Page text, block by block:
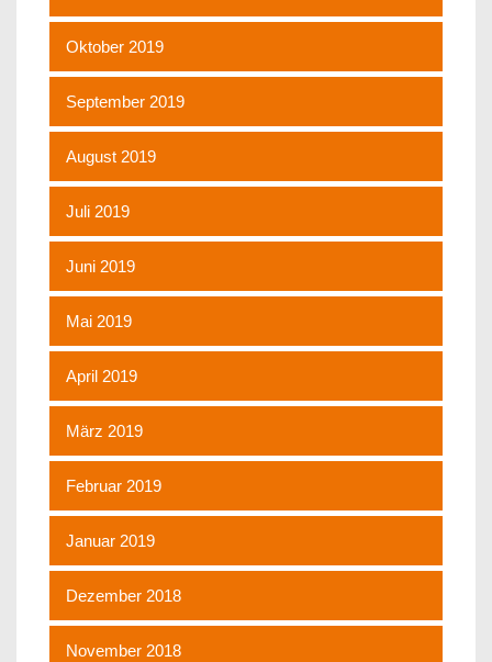
Oktober 2019
September 2019
August 2019
Juli 2019
Juni 2019
Mai 2019
April 2019
März 2019
Februar 2019
Januar 2019
Dezember 2018
November 2018